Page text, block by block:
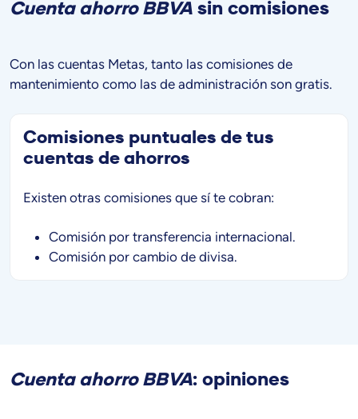
Cuenta ahorro BBVA sin comisiones
Con las cuentas Metas, tanto las comisiones de
mantenimiento como las de administración son gratis.
Comisiones puntuales de tus
cuentas de ahorros
Existen otras comisiones que sí te cobran:
Comisión por transferencia internacional.
Comisión por cambio de divisa.
Cuenta ahorro BBVA: opiniones